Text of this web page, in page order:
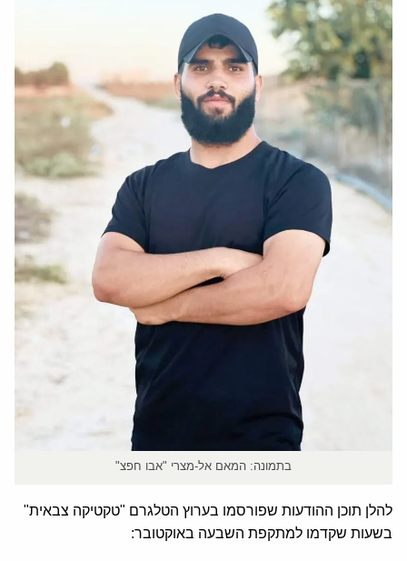
בתמונה: המאם אל-מצרי "אבו חפצ"
להלן תוכן ההודעות שפורסמו בערוץ הטלגרם "טקטיקה צבאית"
בשעות שקדמו למתקפת השבעה באוקטובר: